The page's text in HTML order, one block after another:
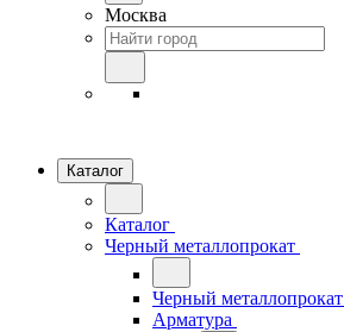
Москва
Каталог
Каталог
Черный металлопрокат
Черный металлопрокат
Арматура